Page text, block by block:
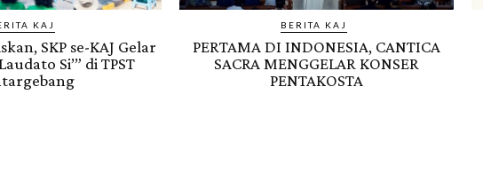
KAJ
SKP se-KAJ Gelar
Si’” di TPST
BERITA KAJ
PERTAMA DI INDONESIA, CANTICA
SACRA MENGGELAR KONSER
PENTAKOSTA